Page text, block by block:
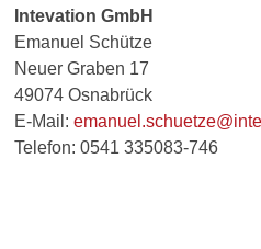
Intevation GmbH
Emanuel Schütze
Neuer Graben 17
49074 Osnabrück
E-Mail:
Telefon: 0541 335083-746